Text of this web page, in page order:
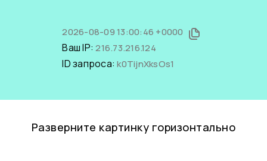
2026-08-09 13:00:46 +0000
Ваш IP:216.73.216.124
ID запроса:k0TijnXksOs1
Разверните картинку горизонтально